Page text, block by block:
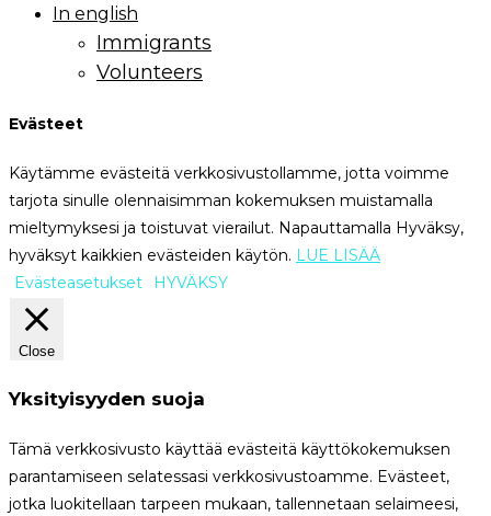
In english
Immigrants
Volunteers
Evästeet
Käytämme evästeitä verkkosivustollamme, jotta voimme
tarjota sinulle olennaisimman kokemuksen muistamalla
mieltymyksesi ja toistuvat vierailut. Napauttamalla Hyväksy,
hyväksyt kaikkien evästeiden käytön. LUE LISÄÄ
Evästeasetukset
HYVÄKSY
Close
Yksityisyyden suoja
Tämä verkkosivusto käyttää evästeitä käyttökokemuksen
parantamiseen selatessasi verkkosivustoamme. Evästeet,
jotka luokitellaan tarpeen mukaan, tallennetaan selaimeesi,